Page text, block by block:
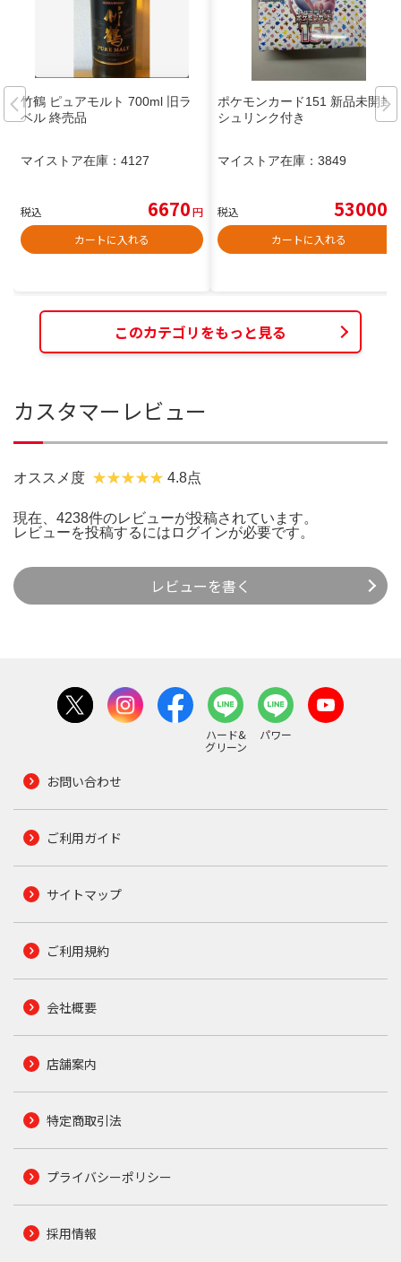
竹鶴 ピュアモルト 700ml 旧ラ
ベル 終売品
マイストア在庫： 4127
税込 6670円
カートに入れる
ポケモンカード151 新品未開封
シュリンク付き
マイストア在庫： 3849
税込 53000
カートに入れる
このカテゴリをもっと見る
カスタマーレビュー
オススメ度 4.8点
現在、4238件のレビューが投稿されています。
レビューを投稿するには ログインが必要です。
レビューを書く
ハード&
グリーン
パワー
お問い合わせ
ご利用ガイド
サイトマップ
ご利用規約
会社概要
店舗案内
特定商取引法
プライバシーポリシー
採用情報